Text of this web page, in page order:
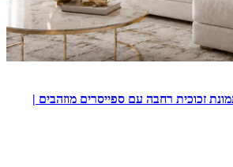
זכוכית רחבה עם ספייסרים מוזהבים |